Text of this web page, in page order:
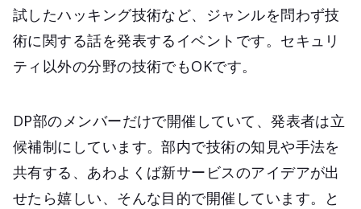
試したハッキング技術など、ジャンルを問わず技
術に関する話を発表するイベントです。セキュリ
ティ以外の分野の技術でもOKです。
DP部のメンバーだけで開催していて、発表者は立
候補制にしています。部内で技術の知見や手法を
共有する、あわよくば新サービスのアイデアが出
せたら嬉しい、そんな目的で開催しています。と